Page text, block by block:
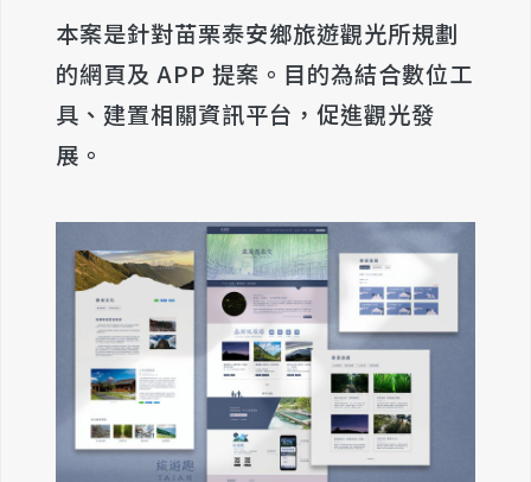
本案是針對苗栗泰安鄉旅遊觀光所規劃
的網頁及 APP 提案。目的為結合數位工
具、建置相關資訊平台，促進觀光發
展。